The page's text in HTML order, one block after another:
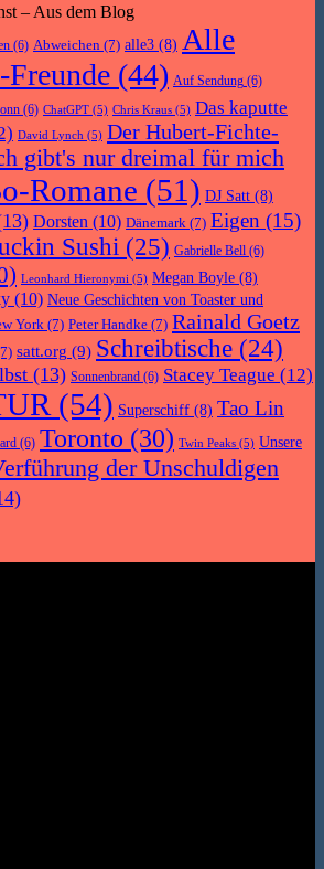
– Aus dem Blog
(6) Abweichen (7) alle3 (8) Alle
(44) Auf Sendung (6)
(6) ChatGPT (5) Chris Kraus (5) Das kaputte
David Lynch (5) Der Hubert-Fichte-
gibt's nur dreimal für mich
Romane (51) DJ Satt (8)
Dorsten (10) Dänemark (7) Eigen (15)
Sushi (25) Gabrielle Bell (6)
Leonhard Hieronymi (5) Megan Boyle (8)
(10) Neue Geschichten von Toaster und
York (7) Peter Handke (7) Rainald Goetz
satt.org (9) Schreibtische (24)
(13) Sonnenbrand (6) Stacey Teague (12)
(54) Superschiff (8) Tao Lin
(6) Toronto (30) Twin Peaks (5) Unsere
der Unschuldigen